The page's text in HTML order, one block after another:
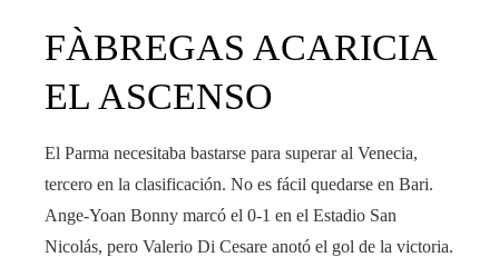
FÀBREGAS ACARICIA
EL ASCENSO
El Parma necesitaba bastarse para superar al Venecia,
tercero en la clasificación. No es fácil quedarse en Bari.
Ange-Yoan Bonny marcó el 0-1 en el Estadio San
Nicolás, pero Valerio Di Cesare anotó el gol de la victoria.